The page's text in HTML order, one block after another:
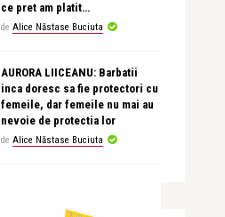
ce pret am platit…
de Alice Năstase Buciuta
AURORA LIICEANU: Barbatii
inca doresc sa fie protectori cu
femeile, dar femeile nu mai au
nevoie de protectia lor
de Alice Năstase Buciuta